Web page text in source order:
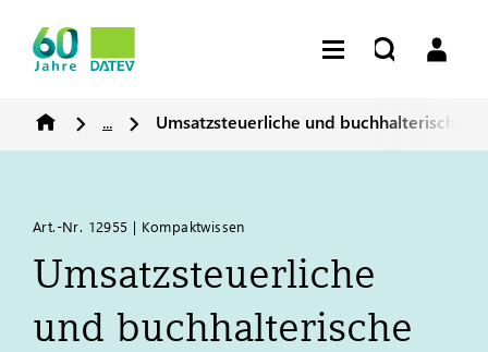
... Umsatzsteuerliche und buchhalterische
Art.-Nr. 12955 | Kompaktwissen
Umsatzsteuerliche
und buchhalterische